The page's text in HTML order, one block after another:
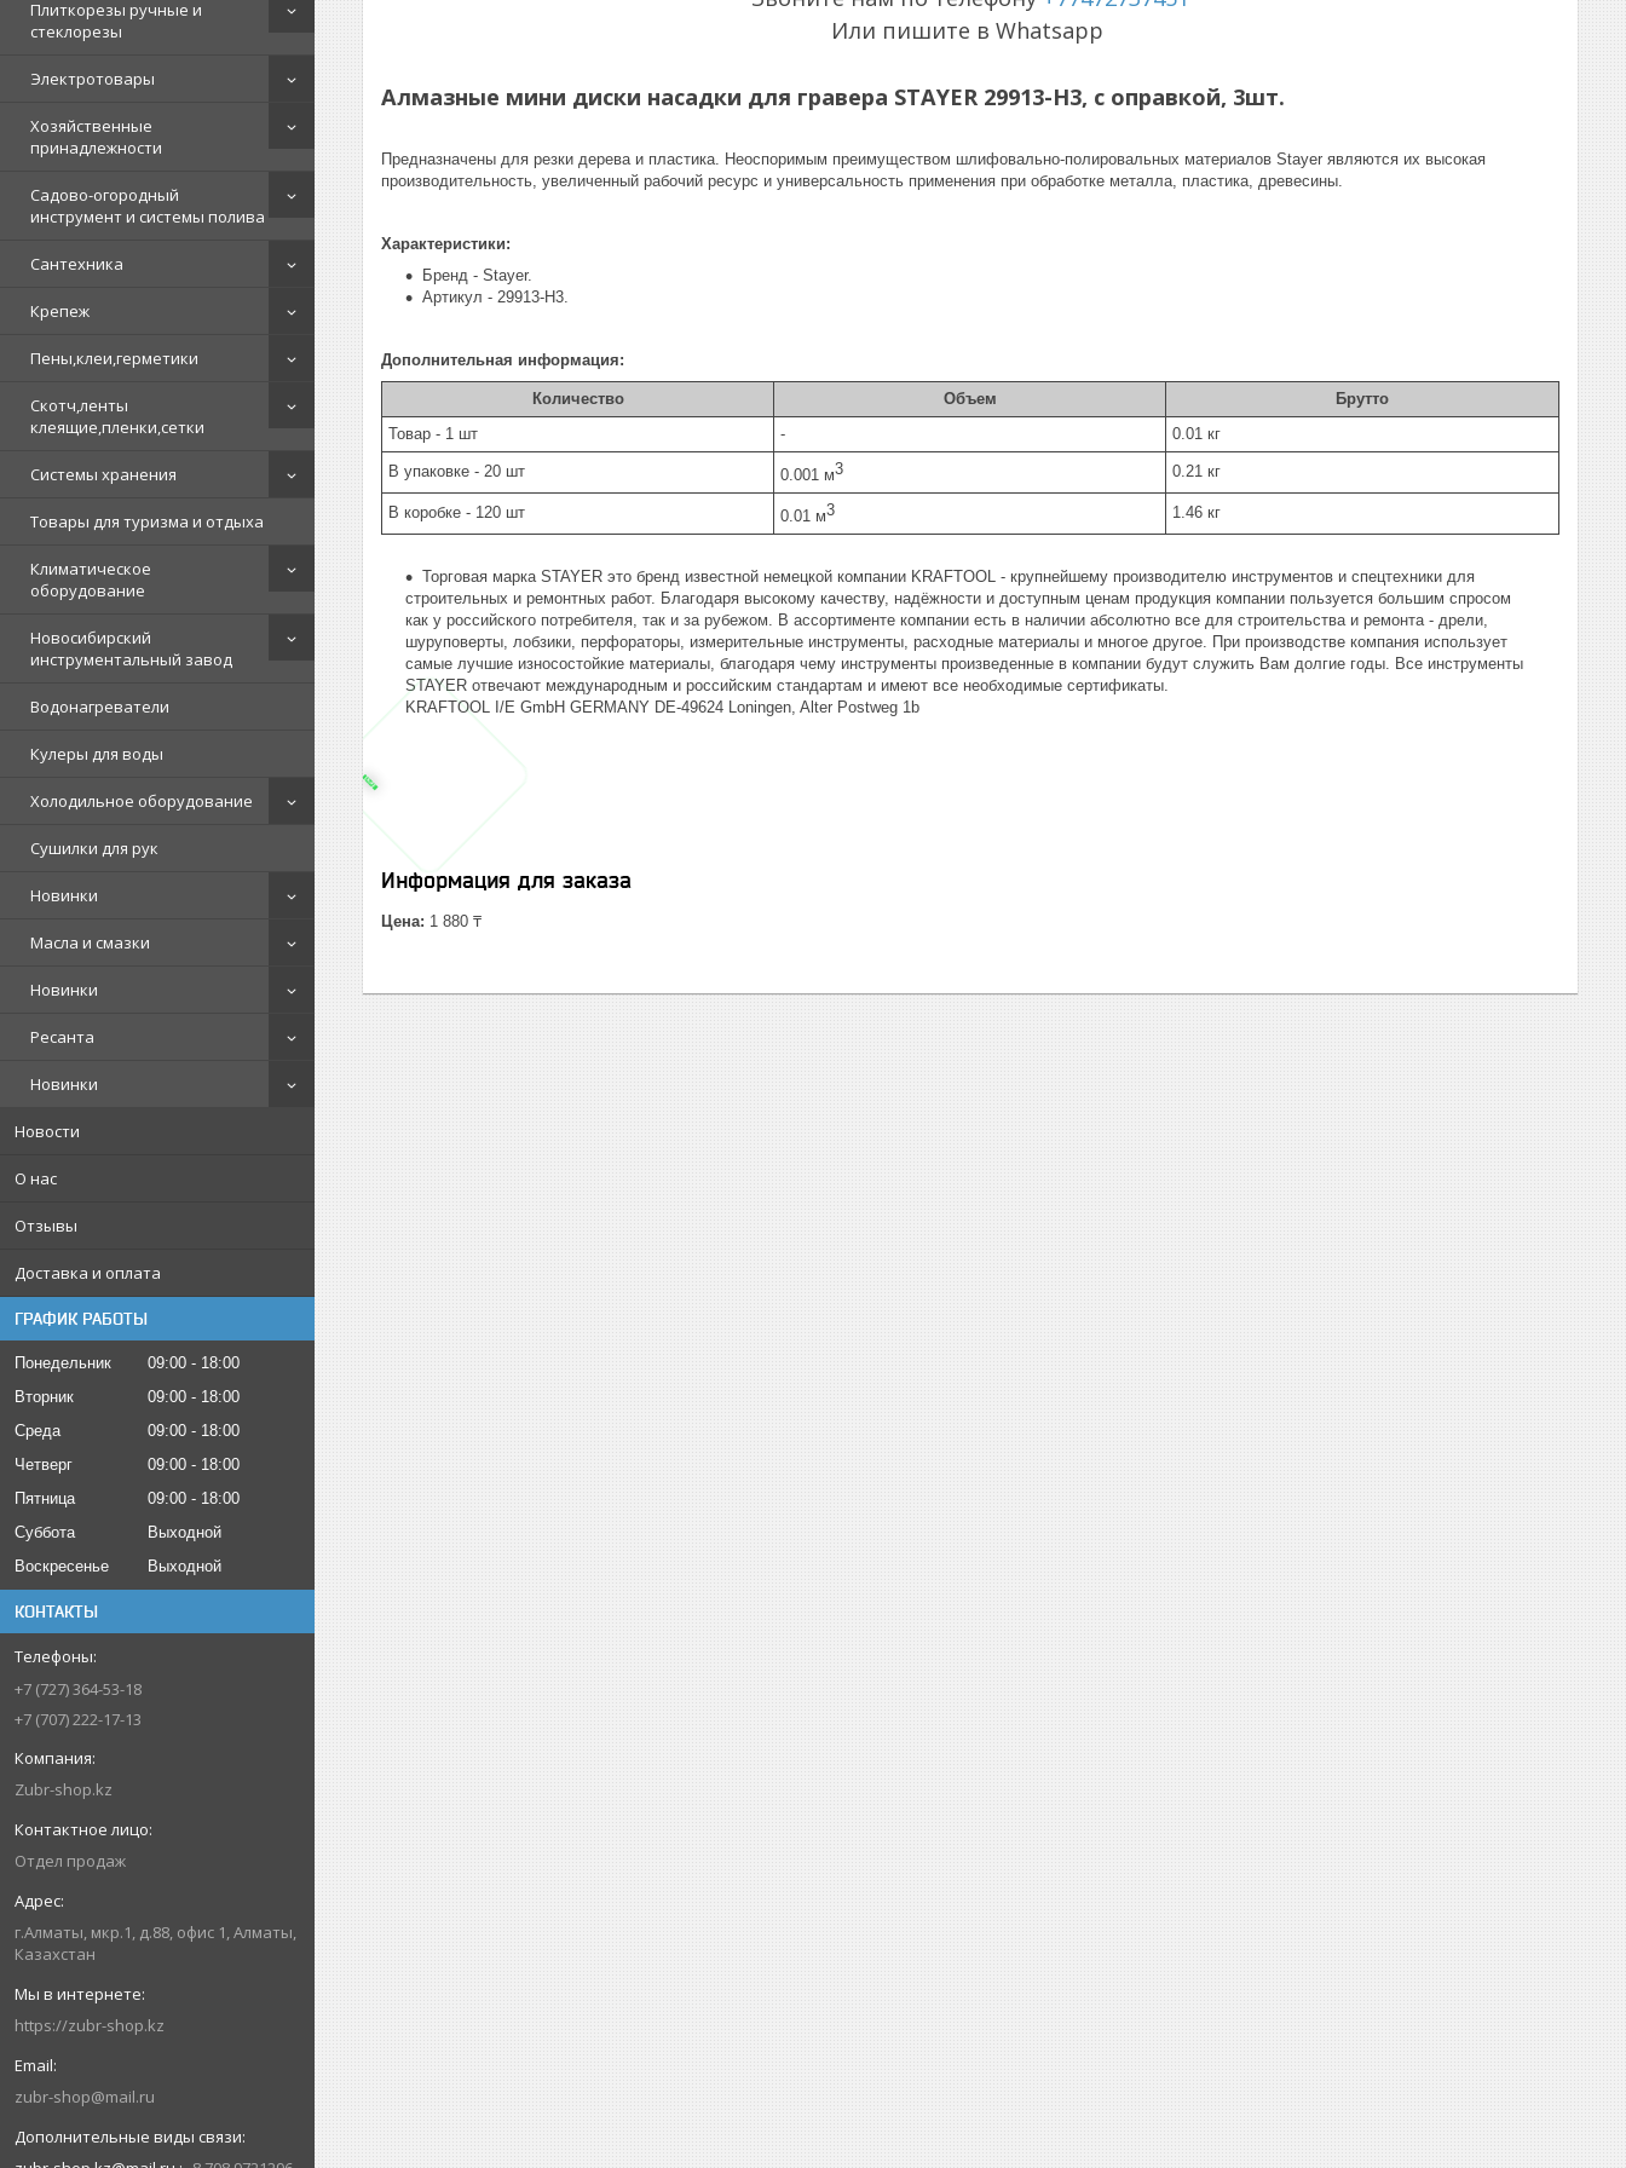
Плиткорезы ручные и
стеклорезы
Электротовары
Хозяйственные
принадлежности
Садово-огородный
инструмент и системы полива
Сантехника
Крепеж
Пены,клеи,герметики
Скотч,ленты
клеящие,пленки,сетки
Системы хранения
Товары для туризма и отдыха
Климатическое
оборудование
Новосибирский
инструментальный завод
Водонагреватели
Кулеры для воды
Холодильное оборудование
Сушилки для рук
Новинки
Масла и смазки
Новинки
Ресанта
Новинки
Новости
О нас
Отзывы
Доставка и оплата
ГРАФИК РАБОТЫ
Понедельник 09:00
18:00
Вторник
09:00
18:00
Среда
09:00
18:00
Четверг
09:00
18:00
Пятница
09:00
18:00
Суббота
Выходной
Воскресенье
Выходной
КОНТАКТЫ
+7 (727) 364-53-18
+7 (707) 222-17-13
Zubr-shop.kz
Отдел продаж
г.Алматы, мкр.1, д.88, офис 1, Алматы,
Казахстан
https://zubr-shop.kz
zubr-shop@mail.ru
Или пишите в Whatsapp
Алмазные мини диски насадки для гравера STAYER 29913-H3, с оправкой, 3шт.
Предназначены для резки дерева и пластика. Неоспоримым преимуществом шлифовально-полировальных материалов Stayer являются их высокая
производительность, увеличенный рабочий ресурс и универсальность применения при обработке металла, пластика, древесины.
Характеристики:
Бренд - Stayer.
Артикул - 29913-H3.
Дополнительная информация:
Количество Объем
Брутто
Товар - 1 шт
- 0.01 кг
В упаковке - 20 шт 0.001 м3 0.21 кг
В коробке - 120 шт 0.01 м3 1.46 кг
Торговая марка STAYER это бренд известной немецкой компании KRAFTOOL - крупнейшему производителю инструментов и спецтехники для
строительных и ремонтных работ. Благодаря высокому качеству, надёжности и доступным ценам продукция компании пользуется большим спросом
как у российского потребителя, так и за рубежом. В ассортименте компании есть в наличии абсолютно все для строительства и ремонта - дрели,
шуруповерты, лобзики, перфораторы, измерительные инструменты, расходные материалы и многое другое. При производстве компания использует
самые лучшие износостойкие материалы, благодаря чему инструменты произведенные в компании будут служить Вам долгие годы. Все инструменты
STAYER отвечают международным и российским стандартам и имеют все необходимые сертификаты.
KRAFTOOL I/E GmbH GERMANY DE-49624 Loningen, Alter Postweg 1b
Информация для заказа
Цена: 1 880 ₸